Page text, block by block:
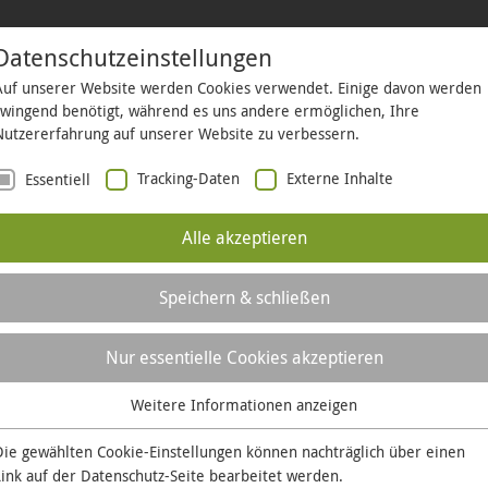
KOMMUNEN BAUHERREN ÜBER UNS
von Karl Kinzig,
Naturforscher
Warum duften sie so unterschiedlich? Und
Haustür? Kräuterentdecker und Naturforscher Karl
mit auf eine spannende Reise durch die Welt
unserer Website werden Cookies verwendet. Einige davon werden
benötigt, während es uns andere ermöglichen, Ihre
auf unserer Website zu verbessern.
Essentiell Tracking-Daten Externe Inhalte
Alle akzeptieren
Speichern & schließen
Nur essentielle Cookies akzeptieren
Essentielle Cookies werden für grundlegende Funktionen der
Website benötigt. Dadurch ist gewährleistet, dass die Website
Weitere Informationen anzeigen
gewählten Cookie-Einstellungen können nachträglich über einen
auf der Datenschutz-Seite bearbeitet werden.